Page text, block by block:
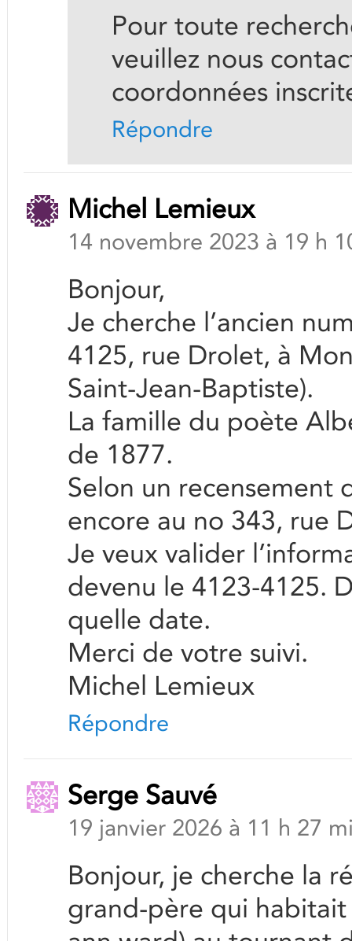
Pour toute
veuillez nous
coordonnées
Répondre
Michel Lemieux
14 novembre 2023 à 19 h
Bonjour,
Je cherche l’ancien
4125, rue Drolet, à
Saint-Jean-Baptiste).
La famille du poète
de 1877.
Selon un recensement
encore au no 343, rue
Je veux valider
devenu le 4123-4125.
quelle date.
Merci de votre suivi.
Michel Lemieux
Répondre
Serge Sauvé
19 janvier 2026 à 11 h 27
Bonjour, je cherche la
grand-père qui